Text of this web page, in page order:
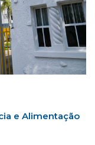
e Alimentação